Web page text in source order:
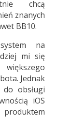
chcą
znanych
BB10.
na
mi się
Jednak
obsługi
iOS